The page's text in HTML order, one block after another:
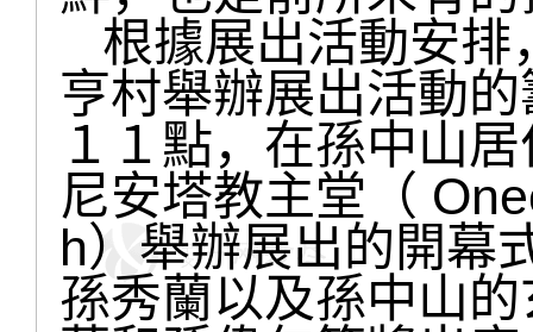
根據展出活動安排
亨村舉辦展出活動
１１點，在孫中山
尼安塔教主堂（
h）舉辦展出的開幕
孫秀蘭以及孫中山